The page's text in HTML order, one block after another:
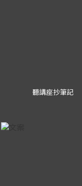
聽講座抄筆記